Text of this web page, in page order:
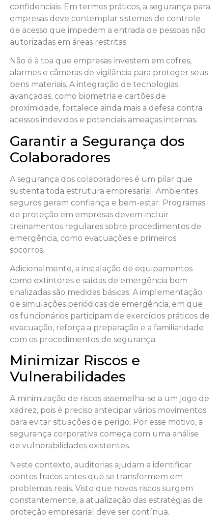
confidenciais. Em termos práticos, a segurança para
empresas deve contemplar sistemas de controle
de acesso que impedem a entrada de pessoas não
autorizadas em áreas restritas.
Não é à toa que empresas investem em cofres,
alarmes e câmeras de vigilância para proteger seus
bens materiais. A integração de tecnologias
avançadas, como biometria e cartões de
proximidade, fortalece ainda mais a defesa contra
acessos indevidos e potenciais ameaças internas.
Garantir a Segurança dos
Colaboradores
A segurança dos colaboradores é um pilar que
sustenta toda estrutura empresarial. Ambientes
seguros geram confiança e bem-estar. Programas
de proteção em empresas devem incluir
treinamentos regulares sobre procedimentos de
emergência, como evacuações e primeiros
socorros.
Adicionalmente, a instalação de equipamentos
como extintores e saídas de emergência bem
sinalizadas são medidas básicas. A implementação
de simulações periódicas de emergência, em que
os funcionários participam de exercícios práticos de
evacuação, reforça a preparação e a familiaridade
com os procedimentos de segurança.
Minimizar Riscos e
Vulnerabilidades
A minimização de riscos assemelha-se a um jogo de
xadrez, pois é preciso antecipar vários movimentos
para evitar situações de perigo. Por esse motivo, a
segurança corporativa começa com uma análise
de vulnerabilidades existentes.
Neste contexto, auditorias ajudam a identificar
pontos fracos antes que se transformem em
problemas reais. Visto que novos riscos surgem
constantemente, a atualização das estratégias de
proteção empresarial deve ser contínua.